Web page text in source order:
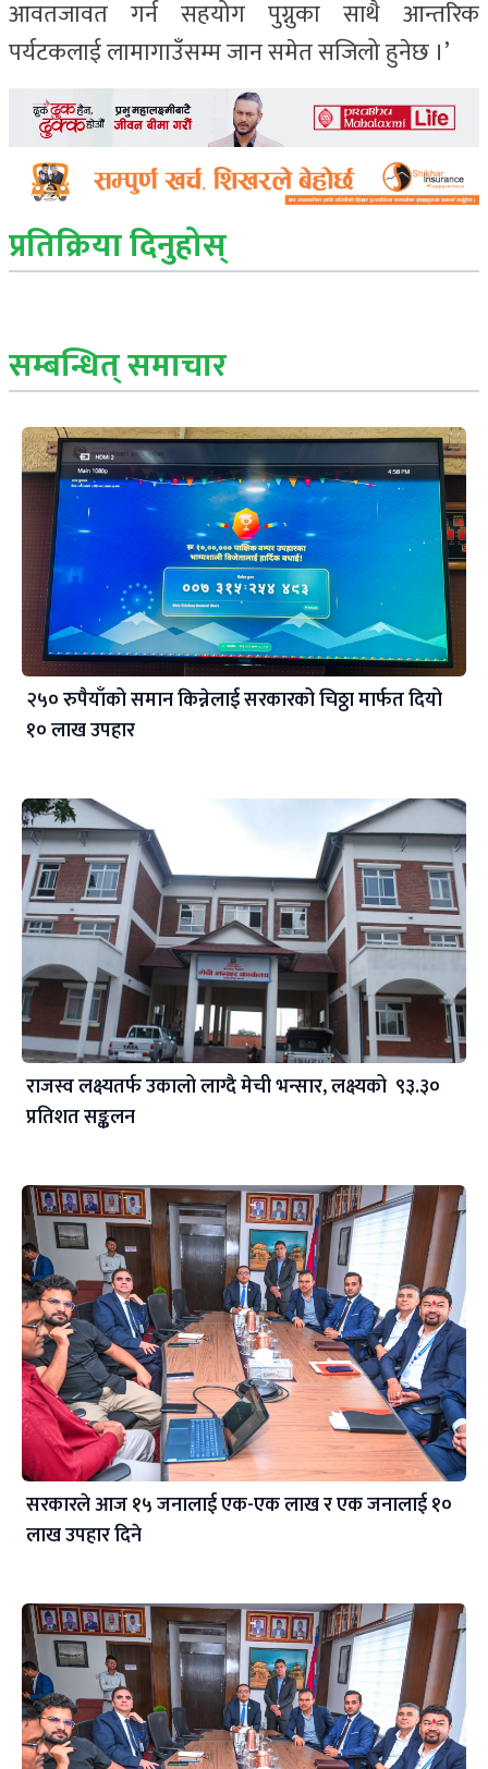
आवतजावत गर्न सहयोग पुग्नुका साथै आन्तरिक
पर्यटकलाई लामागाउँसम्म जान समेत सजिलो हुनेछ ।’
प्रतिक्रिया दिनुहोस्
सम्बन्धित् समाचार
२५० रुपैयाँको समान किन्नेलाई सरकारको चिठ्ठा मार्फत दियो
१० लाख उपहार
राजस्व लक्ष्यतर्फ उकालो लाग्दै मेची भन्सार, लक्ष्यको ९३.३०
प्रतिशत सङ्कलन
सरकारले आज १५ जनालाई एक-एक लाख र एक जनालाई १०
लाख उपहार दिने